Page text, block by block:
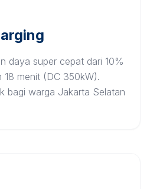
daya super cepat dari 10%
menit (DC 350kW).
bagi warga Jakarta Selatan